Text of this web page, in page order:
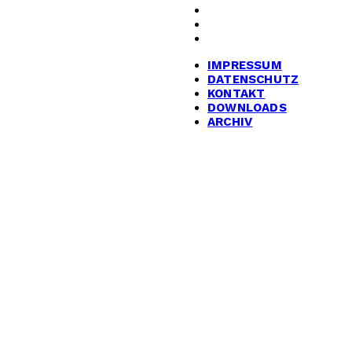
IMPRESSUM
DATENSCHUTZ
KONTAKT
DOWNLOADS
ARCHIV